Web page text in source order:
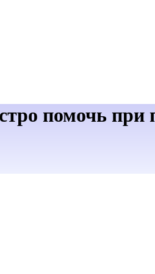
помочь при